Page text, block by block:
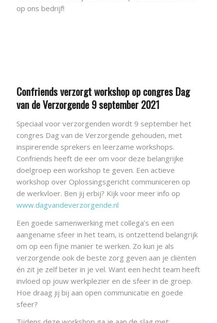
op ons bedrijf!
Confriends verzorgt workshop op congres Dag
van de Verzorgende 9 september 2021
Speciaal voor verzorgenden wordt 9 september het
congres Dag van de Verzorgende gehouden, met
inspirerende sprekers en leerzame workshops.
Confriends heeft de eer om voor deze belangrijke
doelgroep een workshop te geven. Een actieve
workshop over Oplossingsgericht communiceren op
de werkvloer. Ben jij erbij? Kijk voor meer info op
www.dagvandeverzorgende.nl
Een goede samenwerking met collega’s en een
aangename sfeer in het team, is ontzettend belangrijk
om op een fijne manier te werken. Zo kun je als
verzorgende ook de beste zorg geven aan je cliënten
én zit je zelf beter in je vel. Want een hecht team heeft
invloed op jouw werkplezier en de sfeer in de groep.
Hoe draag jij bij aan open communicatie en goede
sfeer?